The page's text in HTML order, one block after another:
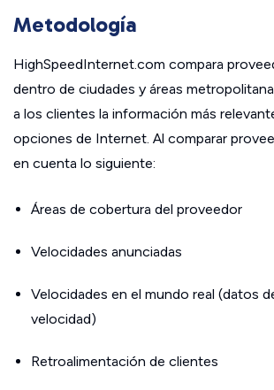
Metodología
HighSpeedInternet.com compara
dentro de ciudades y áreas
a los clientes la información más
opciones de Internet. Al comparar
en cuenta lo siguiente:
Áreas de cobertura del proveedor
Velocidades anunciadas
Velocidades en el mundo real (datos
velocidad)
Retroalimentación de clientes